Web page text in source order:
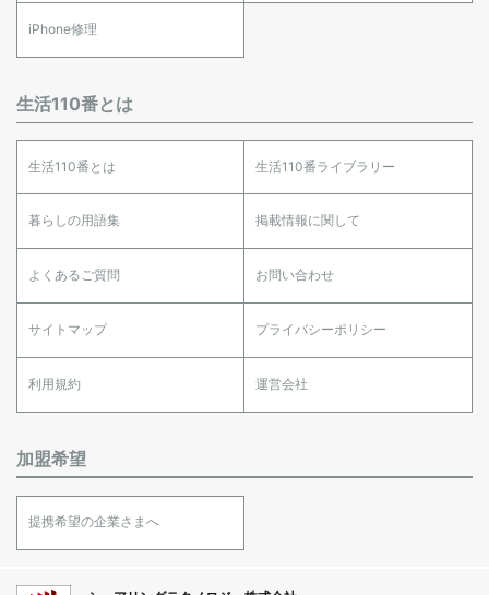
iPhone修理
生活110番とは
生活110番とは 生活110番ライブラリー
暮らしの用語集 掲載情報に関して
よくあるご質問 お問い合わせ
サイトマップ プライバシーポリシー
利用規約 運営会社
加盟希望
提携希望の企業さまへ